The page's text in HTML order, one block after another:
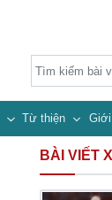
Từ thiện
BÀI VIẾT